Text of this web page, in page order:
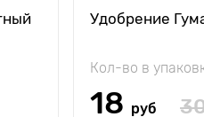
Удобрение
Кол-во в
18 руб